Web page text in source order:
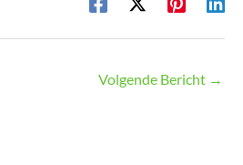
Volgende Bericht →